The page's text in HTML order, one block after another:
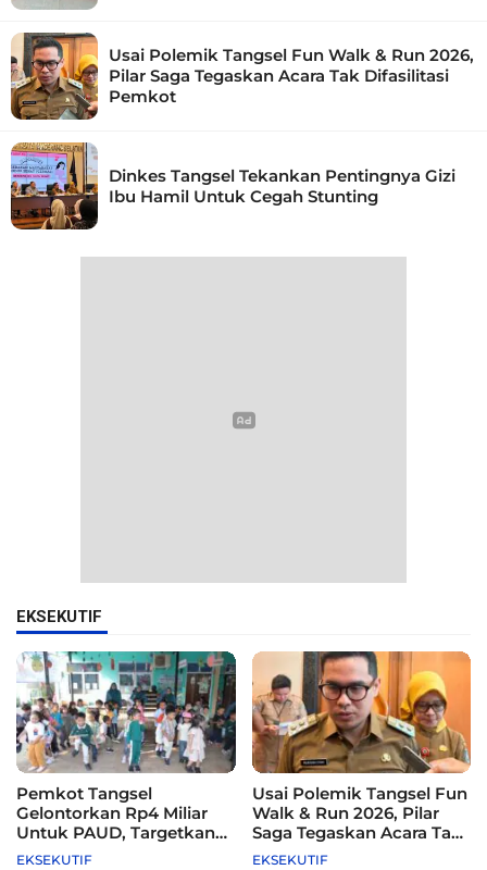
Usai Polemik Tangsel Fun Walk & Run 2026,
Pilar Saga Tegaskan Acara Tak Difasilitasi
Pemkot
Dinkes Tangsel Tekankan Pentingnya Gizi
Ibu Hamil Untuk Cegah Stunting
EKSEKUTIF
Pemkot Tangsel
Gelontorkan Rp4 Miliar
Untuk PAUD, Targetkan
115 Sekolah
EKSEKUTIF
Usai Polemik Tangsel Fun
Walk & Run 2026, Pilar
Saga Tegaskan Acara Tak
Difasilitasi Pemkot
EKSEKUTIF